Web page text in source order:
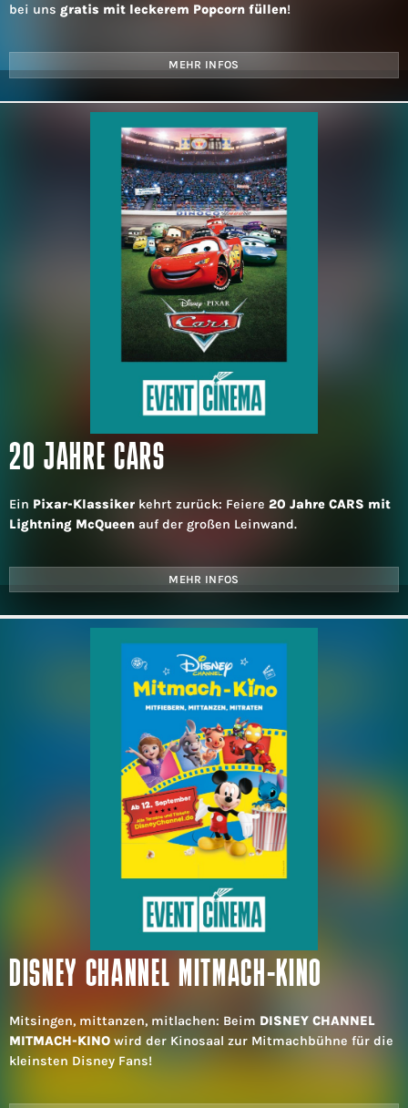
bei uns gratis mit leckerem Popcorn füllen!
MEHR INFOS
20 JAHRE CARS
Ein Pixar-Klassiker kehrt zurück: Feiere 20 Jahre CARS mit
Lightning McQueen auf der großen Leinwand.
MEHR INFOS
DISNEY CHANNEL MITMACH-KINO
Mitsingen, mittanzen, mitlachen: Beim DISNEY CHANNEL
MITMACH-KINO wird der Kinosaal zur Mitmachbühne für die
kleinsten Disney Fans!